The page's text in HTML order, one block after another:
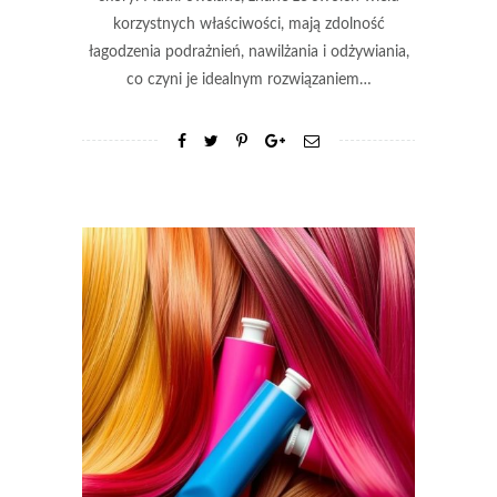
korzystnych właściwości, mają zdolność
łagodzenia podrażnień, nawilżania i odżywiania,
co czyni je idealnym rozwiązaniem…